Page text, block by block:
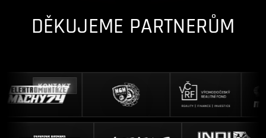
DĚKUJEME PARTNERŮM
KONTAKT